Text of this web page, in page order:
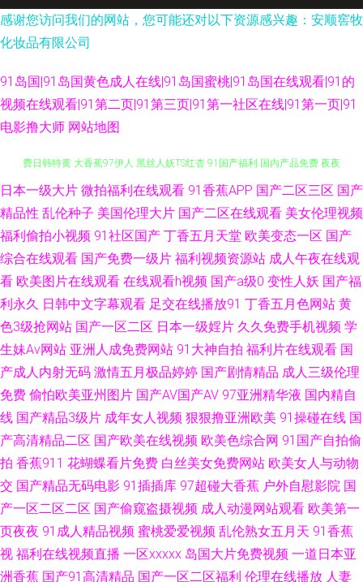
感谢您访问我们的网站，您可能还对以下资源感兴趣：安顺窖牧
化妆品有限公司
91岛国|91岛国黄色成人在线|91岛国蜜桃|91岛国在线观看|91的
视频在线观看|91第二页|91第三页|91第一社区在线|91第一页|91
电影撸大师 网站地图
91情侣超碰 欧美日韩综合精品无 www成人19一区 蜜桃福利网 91啦操全 免
费日韩特黄 大香蕉97伊人 黑丝人妖TS红杏 91国产福利 国内产品免费 夜夜
拍 91av豆花 东京热福利电影在线 欧洲人人摸 91嫩草嫩草蜜桃久久 极品美女
精品 91福利导航微拍 国产熟女久久精品 五月色婷婷网址 91视频精选 久久精
品九欧美 av网站网址在线免费 91无码福利极品 91美女内射 国产精品国偷在
线观看 久草综合网 在线久草黄色片一级片 91桃色在线 91夜间福利 91青娱
媒 91无码无禁动漫 日韩久久中文 三级片网络 新大香蕉av 91c美女 91狼人社
在线观看 中文网91 超碰资源92 日韩午夜福利 91看片婬黄大片 精品自拍在
日本一级大片 微拍福利在线观看 91香蕉APP 国产二区三区 国产
精品性 乱伦种子 美国伦理大片 国产二区在线观看 美女伦理视频
福利偷拍小视频 91社区国产 丁香五月天堂 欧美变态一区 国产
综合在线观看 国产免费一级片 福利视频资源站 成人午夜在线观
看 欧美图片在线观看 在线观看h视频 国产a级0 变性人妖 国产福
利永久 日韩中文字幕观看 足交在线播放91 丁香五月色网站 黄
色3级抢网站 国产一区二区 日本一级婬片 久久免费手机视频 学
生妹Av网站 亚洲人成免费网站 91大神自拍 福利片在线观看 国
产成人内射无码 激情五月极品婷婷 国产剧情精品 成人三级伦理
免费 偷怕欧美亚州图片 国产AV国产AV 97亚洲精华液 国内精自
线 国产精品3级片 成年女人视频 狠狠撸亚洲欧美 91操碰在线 国
产高清精品二区 国产欧美在线视频 欧美色综合网 91国产自拍偷
拍 香蕉911 花蝴蝶看片免费 白丝美女免费网站 欧美女人与动物
交 国产精品无码电影 91插插库 97超碰大香蕉 户外自慰影院 国
产一区二区二区 国产偷窥盗摄视频 成人动漫网站观看 欧美第一
页夜夜 91成人精品视频 蜜桃爱爱视频 乱伦熟女五月天 91香蕉
视 福利在线视频直播 一区xxxxx 岛国大片免费视频 一道日本亚
洲香蕉 国产91高清精品 国产一区二区福利 伦理在线播放 人妻